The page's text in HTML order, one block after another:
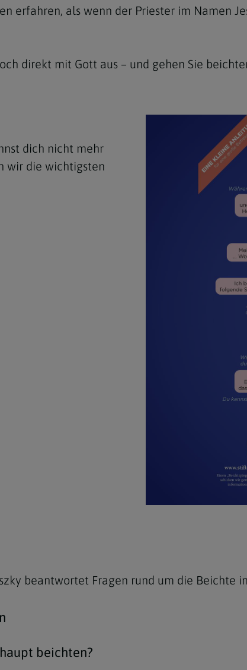
erfahren, als wenn der Priester im Namen
direkt mit Gott aus – und gehen Sie
dich nicht mehr
wir die wichtigsten
beantwortet Fragen rund um die Beichte
beichten?